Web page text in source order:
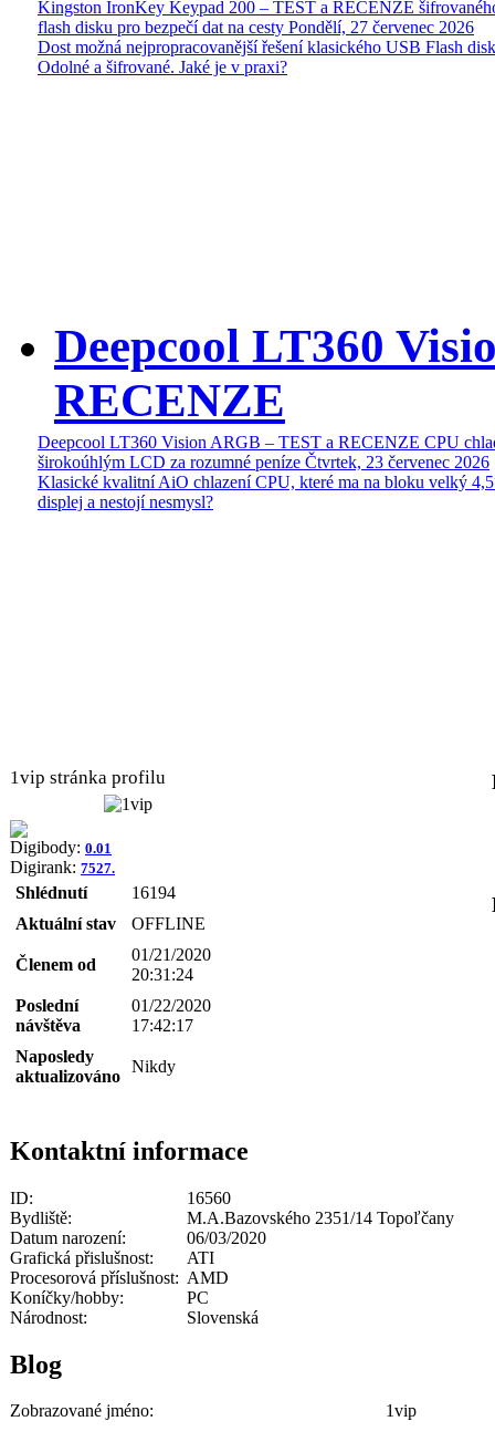
Kingston IronKey Keypad 200 – TEST a RECENZE
flash disku pro bezpečí dat na cesty Pondělí, 27 červenec 2026
Dost možná nejpropracovanější řešení klasického USB Flash
Odolné a šifrované. Jaké je v praxi?
Deepcool LT360
RECENZE
Deepcool LT360 Vision ARGB – TEST a RECENZE CPU
širokoúhlým LCD za rozumné peníze Čtvrtek, 23 červenec 2026
Klasické kvalitní AiO chlazení CPU, které ma na bloku velký
displej a nestojí nesmysl?
1vip stránka profilu
Digibody: 0.01
Digirank: 7527.
Shlédnutí
16194
Aktuální stav
OFFLINE
Členem od
01/21/2020
20:31:24
Poslední
návštěva
01/22/2020
17:42:17
Naposledy
aktualizováno
Nikdy
Kontaktní informace
ID:
16560
Bydliště:
M.A.Bazovského 2351/14 Topoľčany
Datum narození:
06/03/2020
Grafická přislušnost:
ATI
Procesorová příslušnost: AMD
Koníčky/hobby:
PC
Národnost:
Slovenská
Blog
Zobrazované jméno: 1vip